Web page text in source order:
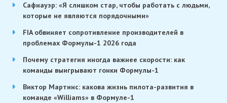
Сафнауэр: «Я слишком стар, чтобы работать с людьми,
которые не являются порядочными»
FIA обвиняет сопротивление производителей в
проблемах Формулы-1 2026 года
Почему стратегия иногда важнее скорости: как
команды выигрывают гонки Формулы-1
Виктор Мартинс: какова жизнь пилота-развития в
команде «Williams» в Формуле-1